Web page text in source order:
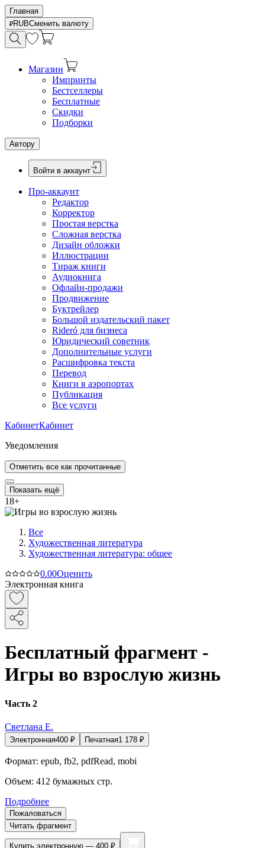
Главная
RUBСменить валюту
Магазин
Импринты
Бестселлеры
Бесплатные
Скидки
Подборки
Автору
Войти в аккаунт
Про-аккаунт
Редактор
Корректор
Простая верстка
Сложная верстка
Дизайн обложки
Иллюстрации
Тираж книги
Аудиокнига
Офлайн-продажи
Продвижение
Буктрейлер
Большой издательский пакет
Rideró для бизнеса
Юридический советник
Дополнительные услуги
Расшифровка текста
Перевод
Книги в аэропортах
Публикация
Все услуги
КабинетКабинет
Уведомления
Отметить все как прочитанные
Показать ещё
18+
Все
Художественная литература
Художественная литература: общее
0.00Оценить
Электронная книга
Бесплатный фрагмент -
Игры во взрослую жизнь
Часть 2
Светлана Е.
Электронная400 ₽ Печатная1 178 ₽
Формат: epub, fb2, pdfRead, mobi
Объем: 412 бумажных стр.
Подробнее
Пожаловаться
Читать фрагмент
Купить электронную — 400 ₽